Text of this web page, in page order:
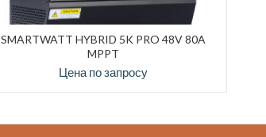
SMARTWATT HYBRID 5K PRO 48V 80A
MPPT
Цена по запросу